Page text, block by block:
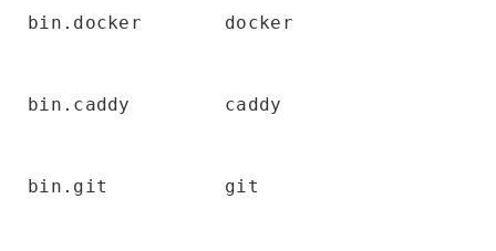
bin.docker docker
bin.caddy caddy
bin.git git